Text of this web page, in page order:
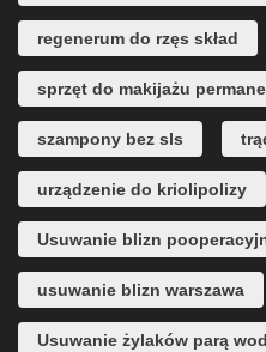
regenerum do rzęs skład
sprzęt do makijażu
szampony bez sls
urządzenie do kriolipolizy
Usuwanie blizn
usuwanie blizn warszawa
Usuwanie żylaków parą